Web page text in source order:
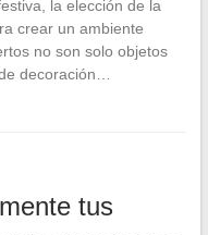
la elección de la
crear un ambiente
no son solo objetos
decoración…
tus